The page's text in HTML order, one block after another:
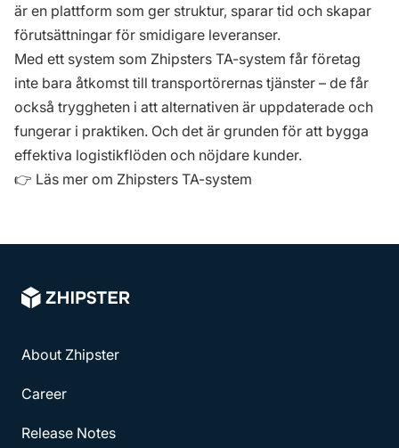
är en plattform som ger struktur, sparar tid och skapar
förutsättningar för smidigare leveranser.
Med ett system som Zhipsters TA-system får företag
inte bara åtkomst till transportörernas tjänster – de får
också tryggheten i att alternativen är uppdaterade och
fungerar i praktiken. Och det är grunden för att bygga
effektiva logistikflöden och nöjdare kunder.
👉 Läs mer om Zhipsters TA-system
About Zhipster
Career
Release Notes